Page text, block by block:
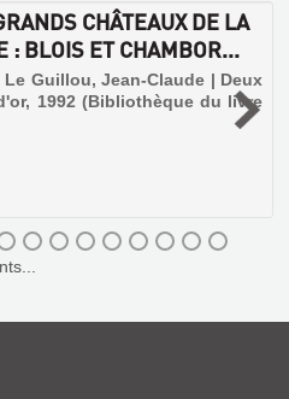
CHÂTEAUX DE LA
: BLOIS ET CHAMBOR...
Le Guillou, Jean-Claude | Deux
1992 (Bibliothèque du livre